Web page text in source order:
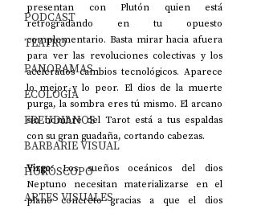
PODCAST
TEATRO
PANORAMAS
ECOLOGÍA
FREUDIANOS
BARBARIE VISUAL
HORÓSCOPO
ARTES VISUALES
presentan con Plutón quien está
retrogradando en tu opuesto
complementario. Basta mirar hacia afuera
para ver las revoluciones colectivas y los
acelerados cambios tecnológicos. Aparece
lo mejor y lo peor. El dios de la muerte
purga, la sombra eres tú mismo. El arcano
sin nombre del Tarot está a tus espaldas
con su gran guadaña, cortando cabezas.
Virgo: Los sueños oceánicos del dios
Neptuno necesitan materializarse en el
plano concreto gracias a que el dios